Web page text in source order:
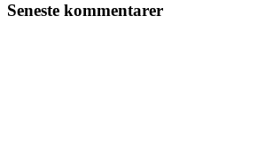
Seneste kommentarer